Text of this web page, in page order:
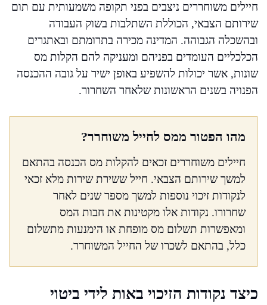
חיילים משוחררים ניצבים בפני תקופה משמעותית עם תום
שירותם הצבאי, הכוללת השתלבות בשוק העבודה
ובהשכלה הגבוהה. המדינה מכירה בתרומתם ובאתגרים
הכלכליים העומדים בפניהם ומעניקה להם הקלות מס
שונות, אשר יכולות להשפיע באופן ישיר על גובה ההכנסה
הפנויה בשנים הראשונות שלאחר השחרור.
מהו הפטור ממס לחייל משוחרר?
חיילים משוחררים זכאים להקלות מס הכנסה בהתאם
למשך שירותם הצבאי. חייל ששירת שירות מלא זכאי
לנקודות זיכוי נוספות למשך מספר שנים לאחר
שחרורו. נקודות אלו מקטינות את חבות המס
ומאפשרות תשלום מס מופחת או הימנעות מתשלום
כלל, בהתאם לשכרו של החייל המשוחרר.
כיצד נקודות הזיכוי באות לידי ביטוי